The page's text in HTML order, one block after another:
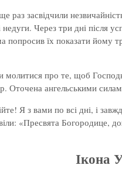
засвідчили
недуги. Через три дні
їх показати йому
про те, щоб
ангельськими
Я з вами по всі дні, і
«Пресвята
Ікона